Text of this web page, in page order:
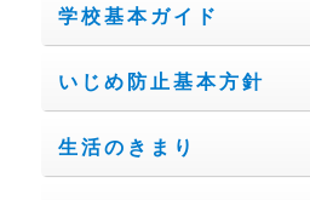
学校基本ガイド
いじめ防止基本方針
生活のきまり